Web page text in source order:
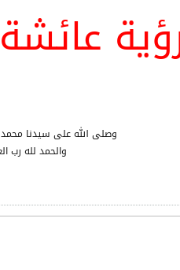
وصلى الله على سيدنا
والحمد لله رب